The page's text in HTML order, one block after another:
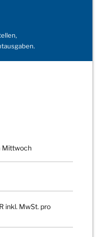
Mittwoch
inkl. MwSt. pro